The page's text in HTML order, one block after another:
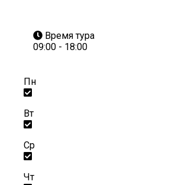
Время тура
09:00 - 18:00
Пн
Вт
Ср
Чт